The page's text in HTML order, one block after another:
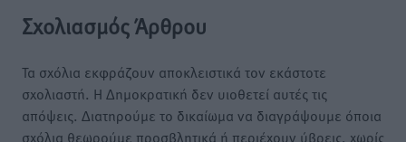
Σχολιασμός Άρθρου
Τα σχόλια εκφράζουν αποκλειστικά τον εκάστοτε
σχολιαστή. Η Δημοκρατική δεν υιοθετεί αυτές τις
απόψεις. Διατηρούμε το δικαίωμα να διαγράψουμε όποια
σχόλια θεωρούμε προσβλητικά ή περιέχουν ύβρεις, χωρίς